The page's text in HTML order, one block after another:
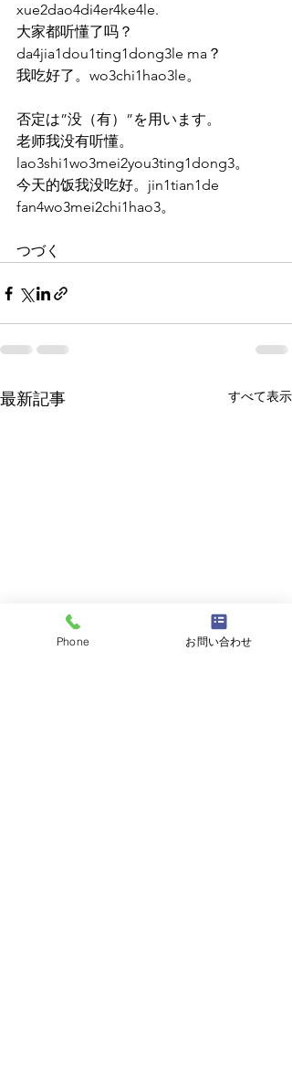
xue2dao4di4er4ke4le.
大家都听懂了吗？
da4jia1dou1ting1dong3le ma？
我吃好了。wo3chi1hao3le。
否定は”没（有）”を用います。
老师我没有听懂。
lao3shi1wo3mei2you3ting1dong3。
今天的饭我没吃好。jin1tian1de
fan4wo3mei2chi1hao3。
つづく
最新記事 すべて表示
Phone お問い合わせ